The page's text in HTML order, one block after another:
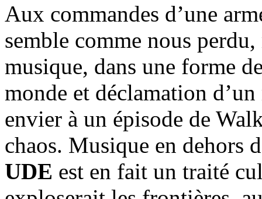
Aux commandes d’une
semble comme nous
musique, dans une forme
monde et déclamation
envier à un épisode de
chaos. Musique en dehors
UDE est en fait un traité